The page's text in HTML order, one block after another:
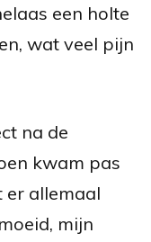
een holte
wat veel pijn
na de
kwam pas
er allemaal
mijn